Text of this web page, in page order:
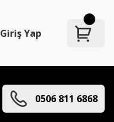
Giriş Yap
0506 811 6868